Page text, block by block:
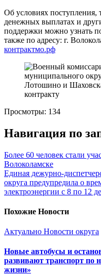
Об условиях поступления,
денежных выплатах и
поддержки можно узнать
также по адресу: г.
контрактмо.рф
Просмотры: 134
Навигация по
Более 60 человек стали
Волоколамске
Единая дежурно-
округа предупредила о
электроэнергии с 8 по 12
Похожие Новости
Актуально Новости округа
Новые автобусы и
развивают транспорт по
жизни»